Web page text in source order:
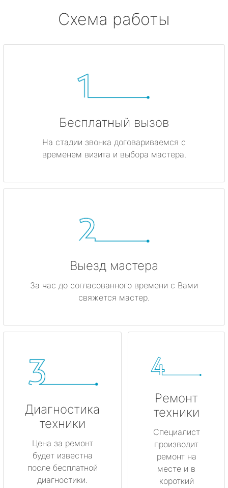
Схема работы
Бесплатный вызов
На стадии звонка договариваемся с
временем визита и выбора мастера.
Выезд мастера
За час до согласованного времени с Вами
свяжется мастер.
Диагностика
техники
Цена за ремонт
будет известна
после бесплатной
диагностики.
Ремонт
техники
Специалист
производит
ремонт на
месте и в
короткий